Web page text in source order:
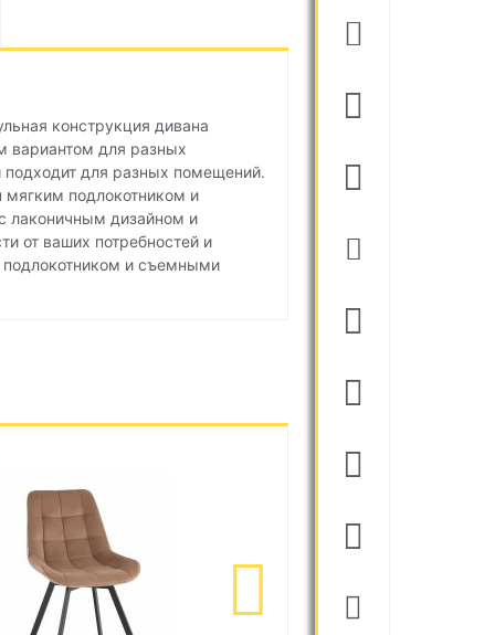
конструкция дивана
вариантом для разных
подходит для разных помещений.
мягким подлокотником и
лаконичным дизайном и
от ваших потребностей и
подлокотником и съемными